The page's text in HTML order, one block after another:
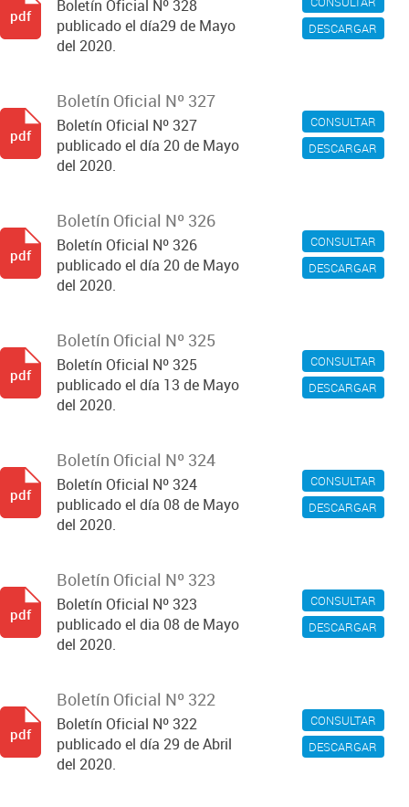
DESCARGAR
Boletín Oficial Nº 328
publicado el día29 de Mayo
del 2020.
pdf
CONSULTAR
DESCARGAR
Boletín Oficial Nº 327
Boletín Oficial Nº 327
publicado el día 20 de Mayo
del 2020.
pdf
CONSULTAR
DESCARGAR
Boletín Oficial Nº 326
Boletín Oficial Nº 326
publicado el día 20 de Mayo
del 2020.
pdf
CONSULTAR
DESCARGAR
Boletín Oficial Nº 325
Boletín Oficial Nº 325
publicado el día 13 de Mayo
del 2020.
pdf
CONSULTAR
DESCARGAR
Boletín Oficial Nº 324
Boletín Oficial Nº 324
publicado el día 08 de Mayo
del 2020.
pdf
CONSULTAR
DESCARGAR
Boletín Oficial Nº 323
Boletín Oficial Nº 323
publicado el dia 08 de Mayo
del 2020.
pdf
CONSULTAR
DESCARGAR
Boletín Oficial Nº 322
Boletín Oficial Nº 322
publicado el día 29 de Abril
del 2020.
pdf